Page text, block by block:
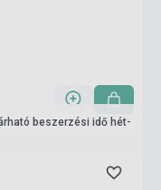
beszerzési idő hét-